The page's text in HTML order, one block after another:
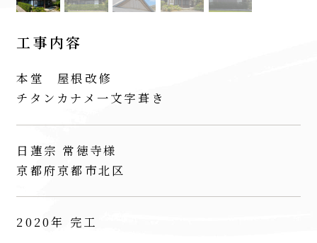
工事内容
本堂 屋根改修
チタンカナメ一文字葺き
日蓮宗 常徳寺様
京都府京都市北区
2020年 完工